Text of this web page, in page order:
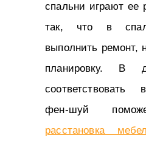
спальни играют ее
так, что в
выполнить ремонт,
планировку. В
фен-шуй
расстановка